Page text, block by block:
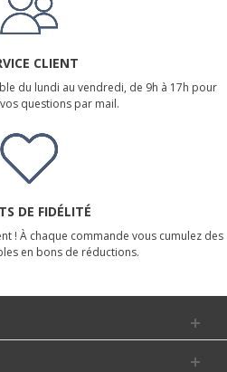
CLIENT
du lundi au vendredi, de 9h à 17h pour
questions par mail.
DE FIDÉLITÉ
! À chaque commande vous cumulez des
en bons de réductions.